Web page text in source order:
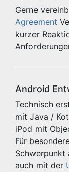
Gerne
Agreement
kurzer
Android
Technisch
mit Java /
iPod mit
Für
Schwerpunkt
auch mit der